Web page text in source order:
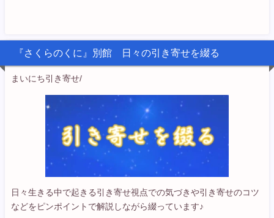
『さくらのくに』別館 日々の引き寄せを綴る
まいにち引き寄せ/
日々生きる中で起きる引き寄せ視点での気づきや引き寄せのコツ
などをピンポイントで解説しながら綴っています♪